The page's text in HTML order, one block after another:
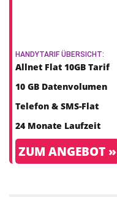
HANDYTARIF ÜBERSICHT:
Allnet Flat 10GB Tarif
10 GB Datenvolumen
Telefon & SMS-Flat
24 Monate Laufzeit
ZUM ANGEBOT »